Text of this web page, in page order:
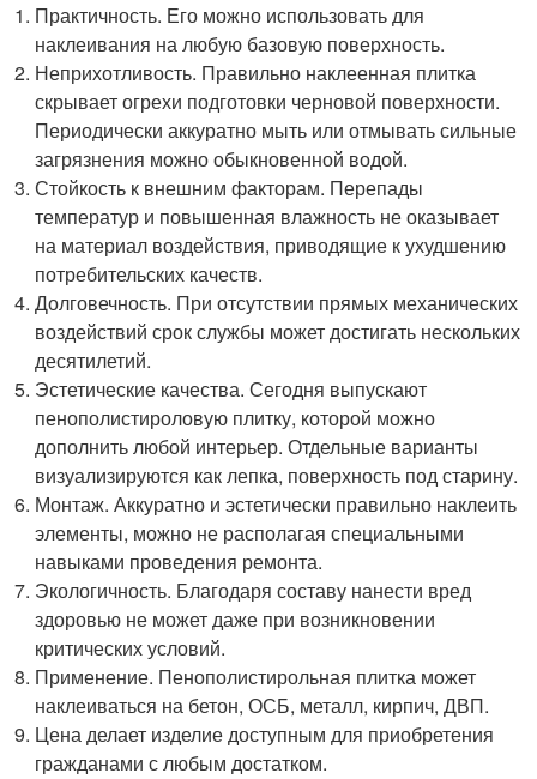
Практичность. Его можно использовать для
наклеивания на любую базовую поверхность.
Неприхотливость. Правильно наклеенная плитка
скрывает огрехи подготовки черновой поверхности.
Периодически аккуратно мыть или отмывать сильные
загрязнения можно обыкновенной водой.
Стойкость к внешним факторам. Перепады
температур и повышенная влажность не оказывает
на материал воздействия, приводящие к ухудшению
потребительских качеств.
Долговечность. При отсутствии прямых механических
воздействий срок службы может достигать нескольких
десятилетий.
Эстетические качества. Сегодня выпускают
пенополистироловую плитку, которой можно
дополнить любой интерьер. Отдельные варианты
визуализируются как лепка, поверхность под старину.
Монтаж. Аккуратно и эстетически правильно наклеить
элементы, можно не располагая специальными
навыками проведения ремонта.
Экологичность. Благодаря составу нанести вред
здоровью не может даже при возникновении
критических условий.
Применение. Пенополистирольная плитка может
наклеиваться на бетон, ОСБ, металл, кирпич, ДВП.
Цена делает изделие доступным для приобретения
гражданами с любым достатком.